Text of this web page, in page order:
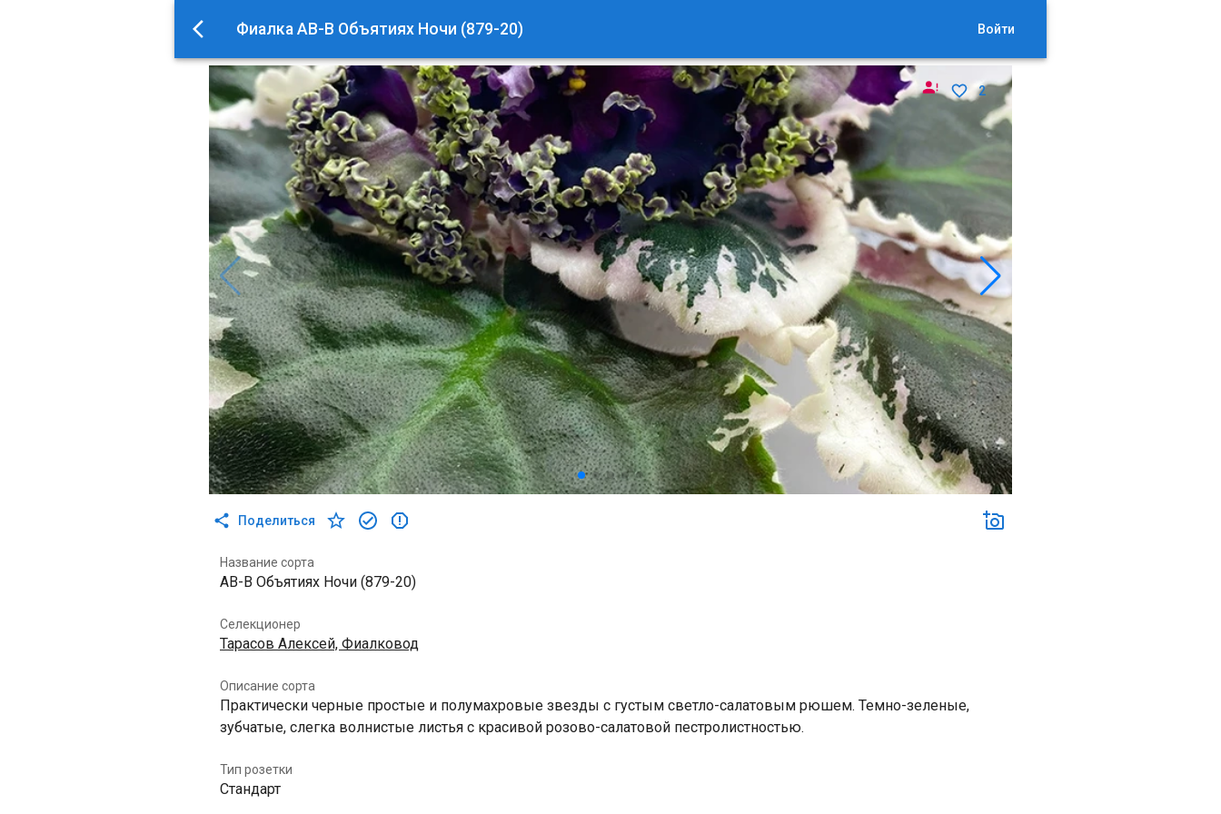
Фиалка АВ-В Объятиях Ночи (879-20) Войти
2
Поделиться
Название сорта
АВ-В Объятиях Ночи (879-20)
Селекционер
Тарасов Алексей, Фиалковод
Описание сорта
Практически черные простые и полумахровые звезды с густым светло-салатовым рюшем. Темно-зеленые,
зубчатые, слегка волнистые листья с красивой розово-салатовой пестролистностью.
Тип розетки
Стандарт